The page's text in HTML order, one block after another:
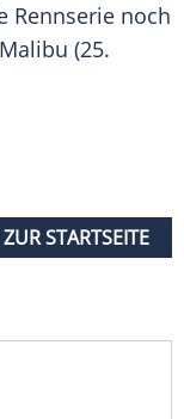
Rennserie noch
Malibu (25.
STARTSEITE